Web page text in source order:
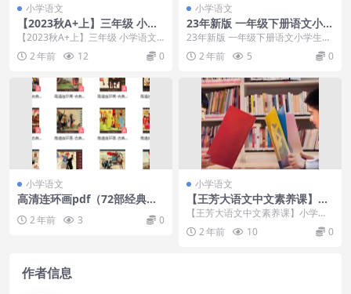
小学语文
【2023秋A+上】三年级 小学
语文 于戈子琦
【2023秋A+上】三年级 小学语文
于戈子琦 目录： 第10讲 【写】主
题习作...
2 年前 12 0
小学语文
23年新版 一年级下册语文小学
生创新学习课堂笔记百度云网
23年新版 一年级下册语文小学生创
新学习课堂笔记百度云网今天给大
家分享一份课堂笔...
2 年前 5 0
小学语文
高清连环画pdf（72部经典连
2 年前 3 0
小学语文
【王芳大语文中文素养课】小
学语文六年级（上）【部编
【王芳大语文中文素养课】小学语
文六年级（上）【部编版】
2 年前 10 0
作者信息